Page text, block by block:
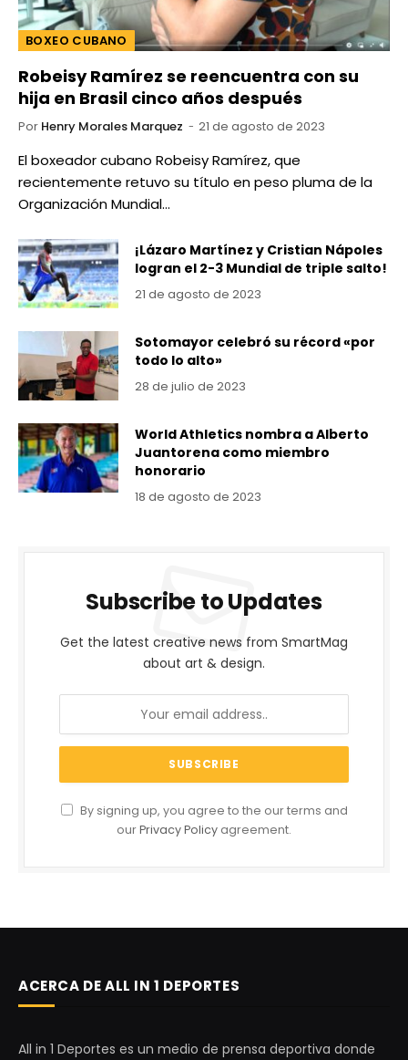
BOXEO CUBANO
Robeisy Ramírez se reencuentra con su
hija en Brasil cinco años después
Por Henry Morales Marquez 21 de agosto de 2023
El boxeador cubano Robeisy Ramírez, que
recientemente retuvo su título en peso pluma de la
Organización Mundial…
¡Lázaro Martínez y Cristian Nápoles
logran el 2-3 Mundial de triple salto!
21 de agosto de 2023
Sotomayor celebró su récord «por
todo lo alto»
28 de julio de 2023
World Athletics nombra a Alberto
Juantorena como miembro
honorario
18 de agosto de 2023
Subscribe to Updates
Get the latest creative news from SmartMag
about art & design.
By signing up, you agree to the our terms and
ourPrivacy Policy agreement.
ACERCA DE ALL IN 1 DEPORTES
All in 1 Deportes es un medio de prensa deportiva donde